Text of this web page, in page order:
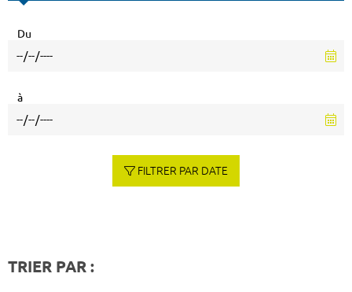
Du
à
FILTRER PAR DATE
TRIER PAR :